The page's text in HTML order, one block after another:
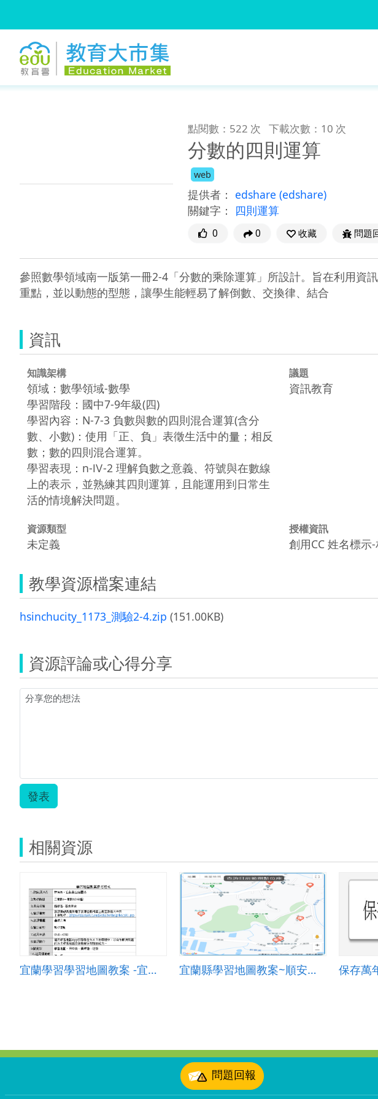
點閱數：522 次 下載次數：10 次
分數的四則運算
web
提供者： edshare (edshare)
關鍵字：
四則運算
0 0 收藏 問題
參照數學領域南一版第一冊2-4「分數的乘除運算」所設計。旨在利用資
重點，並以動態的型態，讓學生能輕易了解倒數、交換律、結合
資訊
知識架構
領域：數學領域-數學
學習階段：國中7-9年級(四)
學習內容：N-7-3 負數與數的四則混合運算(含分
數、小數)：使用「正、負」表徵生活中的量；相反
數；數的四則混合運算。
學習表現：n-Ⅳ-2 理解負數之意義、符號與在數線
上的表示，並熟練其四則運算，且能運用到日常生
活的情境解決問題。
議題
資訊教育
資源類型
未定義
授權資訊
創用CC 姓名標示
教學資源檔案連結
hsinchucity_1173_測驗2-4.zip (151.00KB)
資源評論或心得分享
發表
相關資源
宜蘭學習學習地圖教案 -宜蘭舊城美食之旅 宜蘭縣學習地圖教案~順安國小學區地圖-認識順安附近社區 保存萬
問題回報